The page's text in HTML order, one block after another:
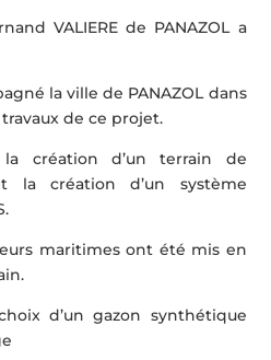
VALIERE de PANAZOL a
la ville de PANAZOL dans
de ce projet.
création d’un terrain de
la création d’un système
maritimes ont été mis en
d’un gazon synthétique